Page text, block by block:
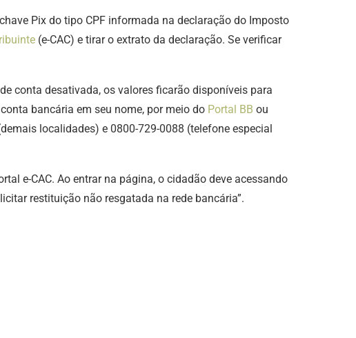
Pix do tipo CPF informada na declaração do Imposto
(e-CAC) e tirar o extrato da declaração. Se verificar
conta desativada, os valores ficarão disponíveis para
bancária em seu nome, por meio do Portal BB ou
localidades) e 0800-729-0088 (telefone especial
e-CAC. Ao entrar na página, o cidadão deve acessando
restituição não resgatada na rede bancária”.